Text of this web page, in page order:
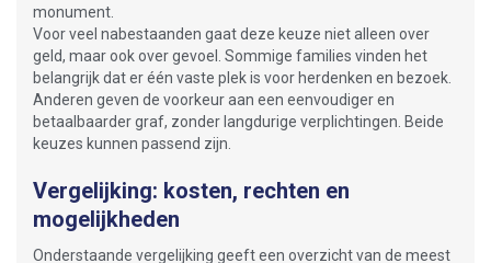
monument.
Voor veel nabestaanden gaat deze keuze niet alleen over
geld, maar ook over gevoel. Sommige families vinden het
belangrijk dat er één vaste plek is voor herdenken en bezoek.
Anderen geven de voorkeur aan een eenvoudiger en
betaalbaarder graf, zonder langdurige verplichtingen. Beide
keuzes kunnen passend zijn.
Vergelijking: kosten, rechten en
mogelijkheden
Onderstaande vergelijking geeft een overzicht van de meest